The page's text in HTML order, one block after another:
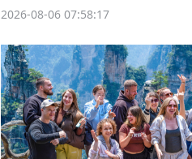
2026-08-06 07:58:17